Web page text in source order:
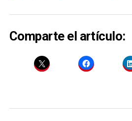
Comparte el artículo: